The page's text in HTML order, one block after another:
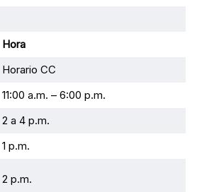
Hora
Horario CC
11:00 a.m. – 6:00 p.m.
2 a 4 p.m.
1 p.m.
2 p.m.